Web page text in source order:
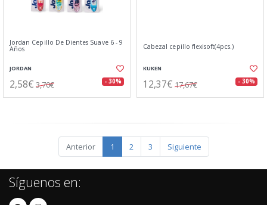
Jordan Cepillo De Dientes Suave 6 - 9
Años
JORDAN
2,58€ 3,70€ - 30%
Cabezal cepillo flexisoft(4pcs.)
KUKEN
12,37€ 17,67€ - 30%
Anterior 1 2 3 Siguiente
Síguenos en: